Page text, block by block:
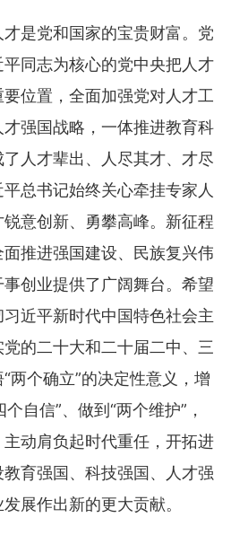
是党和国家的宝贵财富。党
同志为核心的党中央把人才
位置，全面加强党对人才工
强国战略，一体推进教育科
人才辈出、人尽其才、才尽
总书记始终关心牵挂专家人
意创新、勇攀高峰。新征程
推进强国建设、民族复兴伟
创业提供了广阔舞台。希望
近平新时代中国特色社会主
的二十大和二十届二中、三
两个确立”的决定性意义，增
自信”、做到“两个维护”，
动肩负起时代重任，开拓进
育强国、科技强国、人才强
展作出新的更大贡献。